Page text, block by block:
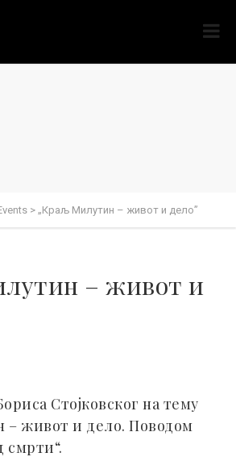
> „Краљ Милутин – живот и дело”
– живот и
Стојковског на тему
– живот и дело. Поводом
смрти“.